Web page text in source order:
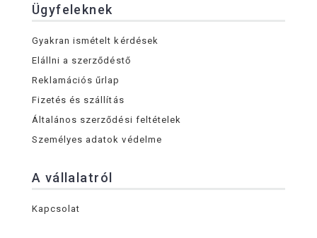
Ügyfeleknek
Gyakran ismételt kérdések
Elállni a szerződéstő
Reklamációs űrlap
Fizetés és szállítás
Általános szerződési feltételek
Személyes adatok védelme
A vállalatról
Kapcsolat